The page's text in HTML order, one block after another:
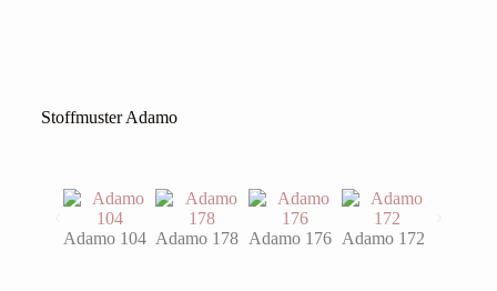
Stoffmuster Adamo
Adamo 104 Adamo 178 Adamo 176 Adamo 172